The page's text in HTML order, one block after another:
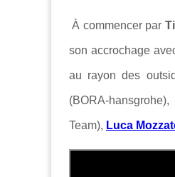
À commencer par
son accrochage
au rayon des
(BORA-
Team), Luca